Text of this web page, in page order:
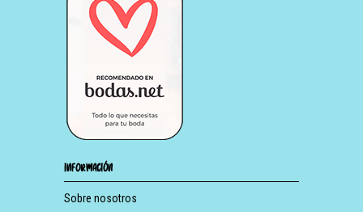
INFORMACIÓN
Sobre nosotros